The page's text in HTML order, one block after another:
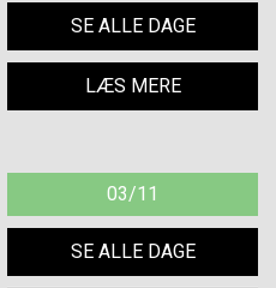
SE ALLE DAGE
LÆS MERE
03/11
SE ALLE DAGE